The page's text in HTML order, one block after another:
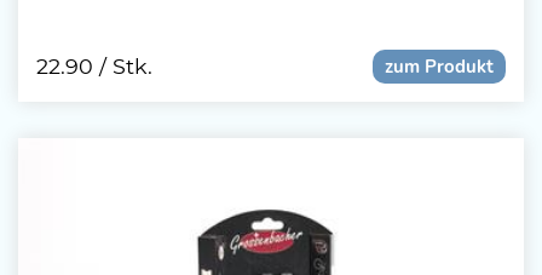
zum Produkt
22.90 / Stk.